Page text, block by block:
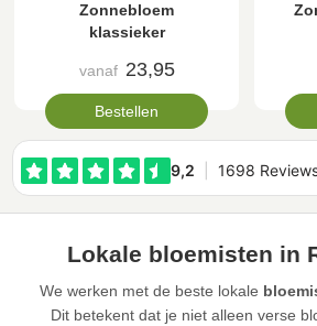
Zonnebloem
klassieker
vanaf 23,95
Bestellen
Lokale bloemisten in
We werken met de beste lokale
Dit betekent dat je niet alleen verse